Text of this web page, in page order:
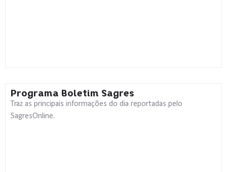
Programa Boletim Sagres
Traz as principais informações do dia reportadas pelo
SagresOnline.